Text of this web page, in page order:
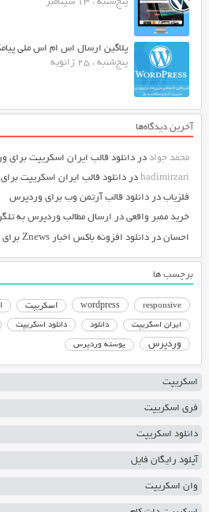
پنج‌شنبه ، 13 سپتامبر
پلاگین ارسال اس ام اس ملی
پنج‌شنبه ، 25 ژانویه
آخرین دیدگاه‌ها
محمد جواددر دانلود قالب ایران اسکریپت برای
hadimirzariدر دانلود قالب ایران اسکریپت
فلزیابدر دانلود قالب آرتمن وب برای وردپرس
خرید ممبر واقعیدر ارسال مطالب وردپرس به
احساندر دانلود افزونه باکس اخبار Znews برای وردپرس
برچسب ها
responsive
wordpress اسکریپت
ایران اسکریپت دانلود دانلود اسکریپت
وردپرس پوسته وردپرس
اسکریپت
فری اسکریپت
دانلود اسکریپت
آپلود رایگان فایل
وان اسکریپت